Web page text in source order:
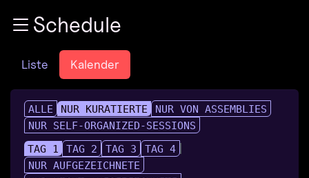
Zum InhaltSchedule
Liste Kalender
ALLE NUR KURATIERTE
NUR VON ASSEMBLIES
NUR SELF-ORGANIZED-SESSIONS
TAG 1
TAG 2 TAG 3
TAG 4
NUR AUFGEZEICHNETE